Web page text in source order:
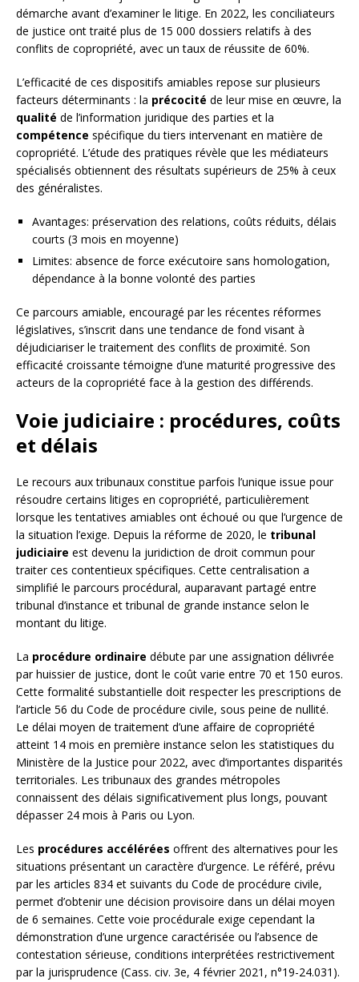
démarche avant d’examiner le litige. En 2022, les conciliateurs
de justice ont traité plus de 15 000 dossiers relatifs à des
conflits de copropriété, avec un taux de réussite de 60%.
L’efficacité de ces dispositifs amiables repose sur plusieurs
facteurs déterminants : la précocité de leur mise en œuvre, la
qualité de l’information juridique des parties et la
compétence spécifique du tiers intervenant en matière de
copropriété. L’étude des pratiques révèle que les médiateurs
spécialisés obtiennent des résultats supérieurs de 25% à ceux
des généralistes.
Avantages: préservation des relations, coûts réduits, délais
courts (3 mois en moyenne)
Limites: absence de force exécutoire sans homologation,
dépendance à la bonne volonté des parties
Ce parcours amiable, encouragé par les récentes réformes
législatives, s’inscrit dans une tendance de fond visant à
déjudiciariser le traitement des conflits de proximité. Son
efficacité croissante témoigne d’une maturité progressive des
acteurs de la copropriété face à la gestion des différends.
Voie judiciaire : procédures, coûts
et délais
Le recours aux tribunaux constitue parfois l’unique issue pour
résoudre certains litiges en copropriété, particulièrement
lorsque les tentatives amiables ont échoué ou que l’urgence de
la situation l’exige. Depuis la réforme de 2020, le tribunal
judiciaire est devenu la juridiction de droit commun pour
traiter ces contentieux spécifiques. Cette centralisation a
simplifié le parcours procédural, auparavant partagé entre
tribunal d’instance et tribunal de grande instance selon le
montant du litige.
La procédure ordinaire débute par une assignation délivrée
par huissier de justice, dont le coût varie entre 70 et 150 euros.
Cette formalité substantielle doit respecter les prescriptions de
l’article 56 du Code de procédure civile, sous peine de nullité.
Le délai moyen de traitement d’une affaire de copropriété
atteint 14 mois en première instance selon les statistiques du
Ministère de la Justice pour 2022, avec d’importantes disparités
territoriales. Les tribunaux des grandes métropoles
connaissent des délais significativement plus longs, pouvant
dépasser 24 mois à Paris ou Lyon.
Les procédures accélérées offrent des alternatives pour les
situations présentant un caractère d’urgence. Le référé, prévu
par les articles 834 et suivants du Code de procédure civile,
permet d’obtenir une décision provisoire dans un délai moyen
de 6 semaines. Cette voie procédurale exige cependant la
démonstration d’une urgence caractérisée ou l’absence de
contestation sérieuse, conditions interprétées restrictivement
par la jurisprudence (Cass. civ. 3e, 4 février 2021, n°19-24.031).